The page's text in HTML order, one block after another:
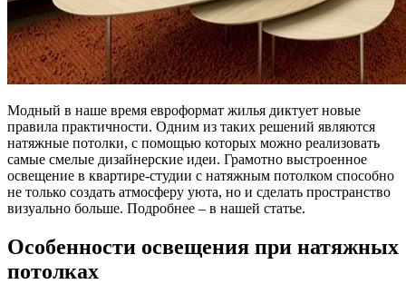
Модный в наше время евроформат жилья диктует новые
правила практичности. Одним из таких решений являются
натяжные потолки, с помощью которых можно реализовать
самые смелые дизайнерские идеи. Грамотно выстроенное
освещение в квартире-студии с натяжным потолком способно
не только создать атмосферу уюта, но и сделать пространство
визуально больше. Подробнее – в нашей статье.
Особенности освещения при натяжных
потолках